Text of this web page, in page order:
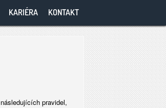
KARIÉRA KONTAKT
pravidel,